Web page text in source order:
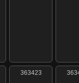
363423